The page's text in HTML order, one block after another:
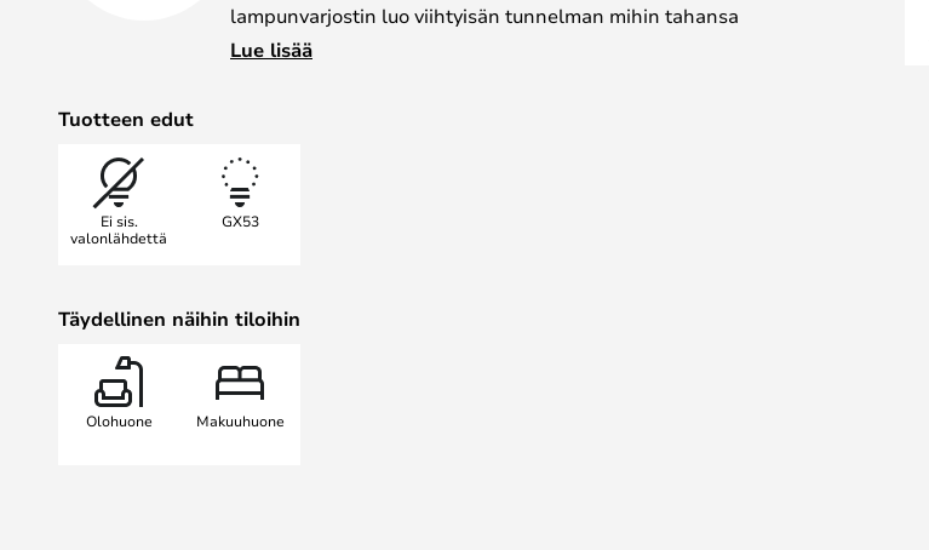
lampunvarjostin luo viihtyisän tunnelman mihin tahansa
huoneeseen, ja valaisin on helppo integroida erilaisiin
olohuoneeseen tai makuuhuoneeseen, jossa se voi toimia sekä
käytännöllisenä valonlähteenä että koristeena. Modernin ja
runollisen muotoilunsa ansiosta Matin 300 -riippuvalaisin on
Lue lisää
Tuotteen edut
Ei sis.
valonlähdettä
GX53
Täydellinen näihin tiloihin
Olohuone Makuuhuone